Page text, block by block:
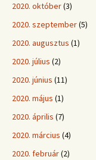
2020. október(3)
2020. szeptember(5)
2020. augusztus (1)
2020. július (2)
2020. június (11)
2020. május (1)
2020. április (7)
2020. március (4)
2020. február(2)